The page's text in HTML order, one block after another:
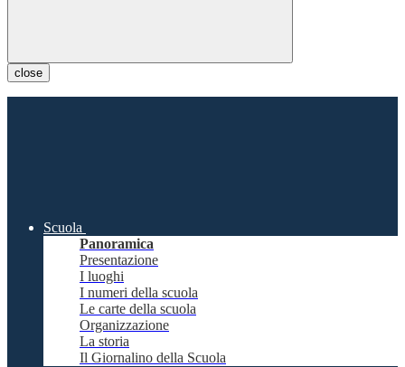
close
Scuola
Panoramica
Presentazione
I luoghi
I numeri della scuola
Le carte della scuola
Organizzazione
La storia
Il Giornalino della Scuola